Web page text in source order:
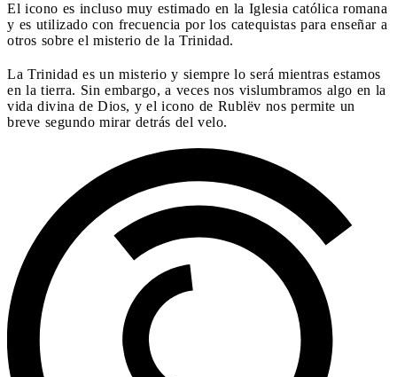
El icono es incluso muy estimado en la Iglesia católica romana
y es utilizado con frecuencia por los catequistas para enseñar a
otros sobre el misterio de la Trinidad.
La Trinidad es un misterio y siempre lo será mientras estamos
en la tierra. Sin embargo, a veces nos vislumbramos algo en la
vida divina de Dios, y el icono de Rublëv nos permite un
breve segundo mirar detrás del velo.